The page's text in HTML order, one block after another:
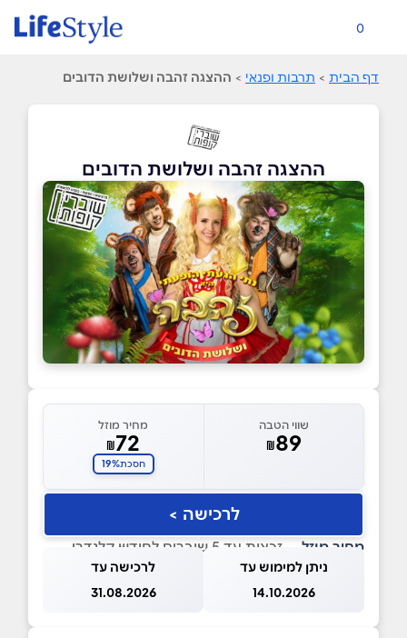
0
דף הבית > תרבות ופנאי > ההצגה זהבה ושלושת הדובים
ההצגה זהבה ושלושת הדובים
שווי הטבה
₪89
מחיר מוזל
₪72
חסכת19%
לרכישה >
מחיר מוזל — זכאות עד 5 שוברים לחודש קלנדרי
ניתן למימוש עד
14.10.2026
לרכישה עד
31.08.2026